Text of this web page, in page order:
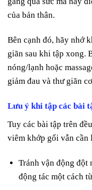
của bản thân.
Bên cạnh đó, hãy nhớ
giãn sau khi tập xong.
nóng/lạnh hoặc
giảm đau và thư giãn
Lưu ý khi tập các bài
Tuy các bài tập trên
viêm khớp gối vẫn cần
Tránh vận động đột
động tác một cách